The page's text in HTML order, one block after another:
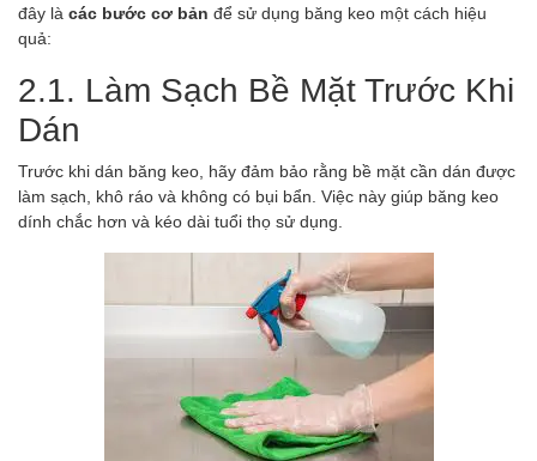
đây là các bước cơ bản để sử dụng băng keo một cách hiệu
quả:
2.1. Làm Sạch Bề Mặt Trước Khi
Dán
Trước khi dán băng keo, hãy đảm bảo rằng bề mặt cần dán được
làm sạch, khô ráo và không có bụi bẩn. Việc này giúp băng keo
dính chắc hơn và kéo dài tuổi thọ sử dụng.